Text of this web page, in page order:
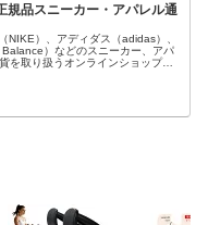
規品スニーカー・アパレル通
NIKE）、アディダス（adidas）、
Balance）などのスニーカー、アパ
を取り扱うオンラインショップで